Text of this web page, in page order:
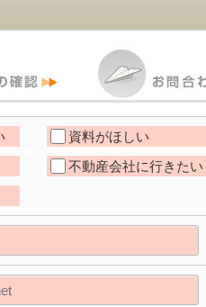
資料がほしい
不動産会社に行きたい